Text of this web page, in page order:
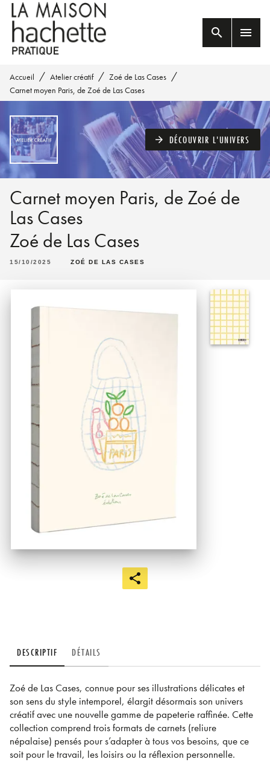
MENU RECHERCHE
PIED DE PAGE
search menu
Accueil / Atelier créatif / Zoé de Las Cases /
Carnet moyen Paris, de Zoé de Las Cases
arrow_forward DÉCOUVRIR L'UNIVERS
Carnet moyen Paris, de Zoé de
Las Cases
Zoé de Las Cases
15/10/2025 ZOÉ DE LAS CASES
DESCRIPTIF DÉTAILS
Zoé de Las Cases, connue pour ses illustrations délicates et
son sens du style intemporel, élargit désormais son univers
créatif avec une nouvelle gamme de papeterie raffinée. Cette
collection comprend trois formats de carnets (reliure
népalaise) pensés pour s’adapter à tous vos besoins, que ce
soit pour le travail, les loisirs ou la réflexion personnelle.